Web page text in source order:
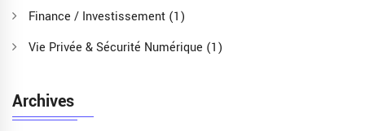
Finance / Investissement (1)
Vie Privée & Sécurité Numérique (1)
Archives